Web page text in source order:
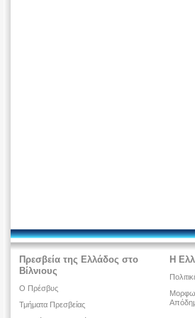
Πρεσβεία της Ελλάδος στο
Βίλνιους
O Πρέσβυς
Τμήματα Πρεσβείας
Η